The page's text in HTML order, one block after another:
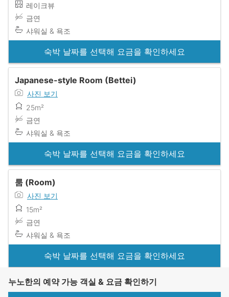
레이크뷰
금연
샤워실 & 욕조
숙박 날짜를 선택해 요금을 확인하세요
Japanese-style Room (Bettei)
사진 보기
25m²
금연
샤워실 & 욕조
숙박 날짜를 선택해 요금을 확인하세요
룸 (Room)
사진 보기
15m²
금연
샤워실 & 욕조
숙박 날짜를 선택해 요금을 확인하세요
누노한의 예약 가능 객실 & 요금 확인하기